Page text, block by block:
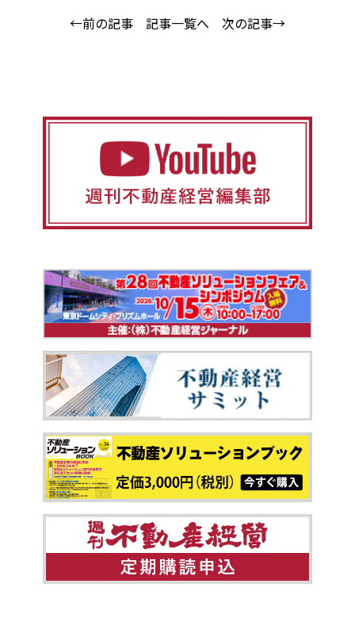
←前の記事 記事一覧へ 次の記事→